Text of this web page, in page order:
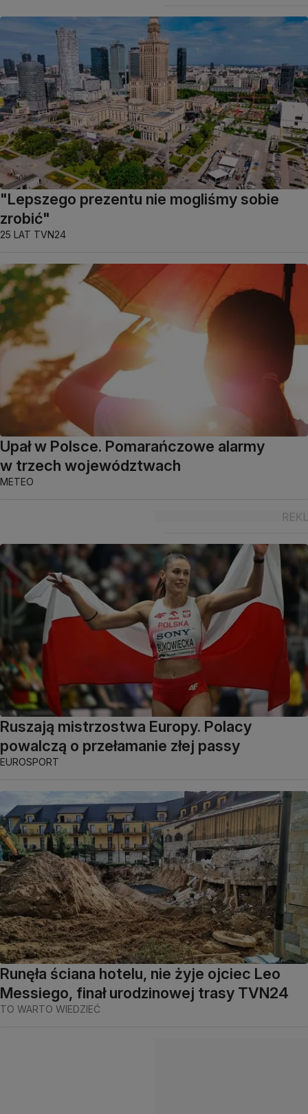
"Lepszego prezentu nie mogliśmy sobie
zrobić"
25 LAT TVN24
Upał w Polsce. Pomarańczowe alarmy
w trzech województwach
METEO
Ruszają mistrzostwa Europy. Polacy
powalczą o przełamanie złej passy
EUROSPORT
Runęła ściana hotelu, nie żyje ojciec Leo
Messiego, finał urodzinowej trasy TVN24
TO WARTO WIEDZIEĆ